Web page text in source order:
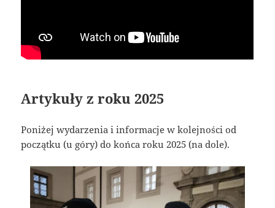
Artykuły z roku 2025
Poniżej wydarzenia i informacje w kolejności od
początku (u góry) do końca roku 2025 (na dole).